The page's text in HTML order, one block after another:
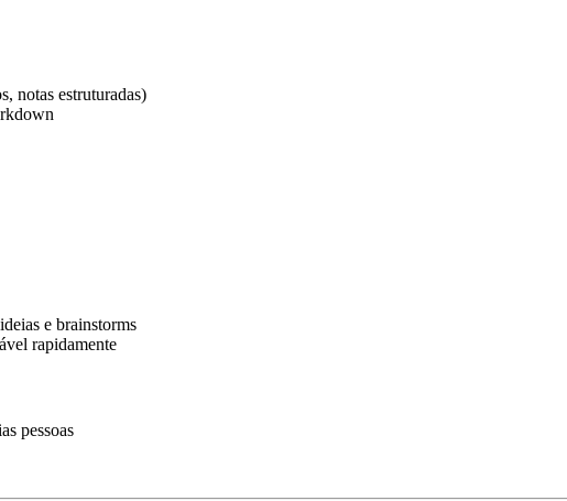
notas estruturadas)
e brainstorms
rapidamente
pessoas